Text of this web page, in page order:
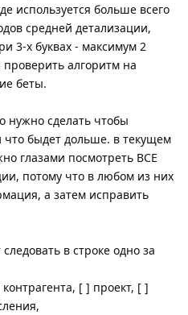
используется больше всего
средней детализации,
3-х буквах - максимум 2
алгоритм на
беты.
нужно сделать чтобы
что быдет дольше. в текущем
глазами посмотреть ВСЕ
потому что в любом из них
а затем исправить
в строке одно за
[ ] проект, [ ]